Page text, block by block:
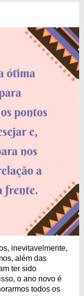
inevitavelmente,
além das
ter sido
o ano novo é
todos os